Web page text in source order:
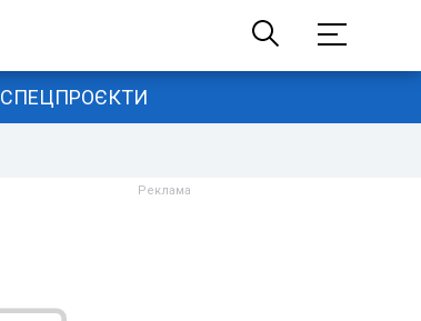
СПЕЦПРОЄКТИ